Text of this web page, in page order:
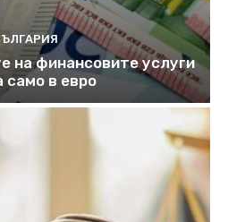
на финансовите услуги
само в евро